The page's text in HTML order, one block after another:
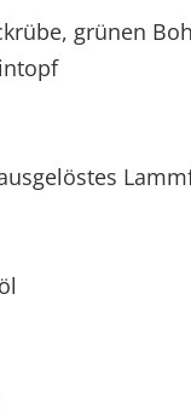
grünen